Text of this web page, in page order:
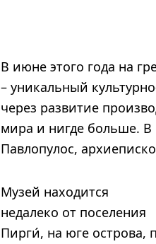
В июне этого года на
– уникальный
через развитие
мира и нигде больше. В
Павлопулос,
Музей находится
недалеко от поселения
Пирги́, на юге острова,